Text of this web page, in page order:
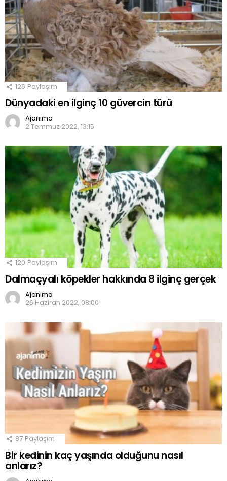
126 Paylaşım
Dünyadaki en ilginç 10 güvercin türü
Ajanimo
2 Temmuz 2022, 13:15
120 Paylaşım
Dalmaçyalı köpekler hakkında 8 ilginç gerçek
Ajanimo
26 Haziran 2022, 08:00
87 Paylaşım
Bir kedinin kaç yaşında olduğunu nasıl
anlarız?